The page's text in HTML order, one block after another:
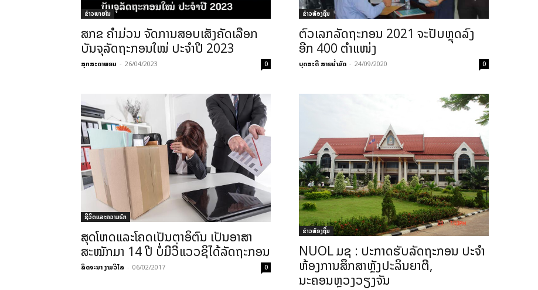
ຂ່າວພາຍ​ໃນ
ສກຂ ຄໍາມ່ວນ ຈັດການສອບເສັງຄັດເລືອກ
ບັນຈຸລັດຖະກອນໃໝ່ ປະຈໍາປີ 2023
ສຸກສະດາພອນ - 26/04/2023 0
ຂ່າວທ້ອງຖິ່ນ
ຕົວເລກລັດຖະກອນ 2021 ຈະປັບຫຼຸດລົງ
ອີກ 400 ຕຳແໜ່ງ
ບຸດສະດີ ສາຍນ້ຳມັດ - 24/09/2020 0
ຊີວິດແລະຄວາມຮັກ
ສຸດໂຫດແລະໂຄດເປັນຕາອິຕົນ ເປັນອາສາ
ສະໝັກມາ 14 ປີ ບໍ່ມີວີ່ແວວຊິໄດ້ລັດຖະກອນ
ລິດຈະນາ ງາມວິໄລ - 06/02/2017 0
ຂ່າວທ້ອງຖິ່ນ
NUOL ມຊ : ປະກາດຮັບລັດຖະກອນ ປະຈຳ
ຫ້ອງການສຶກສາຫຼັງປະລິນຍາຕີ,
ນະຄອນຫຼວງວຽງຈັນ